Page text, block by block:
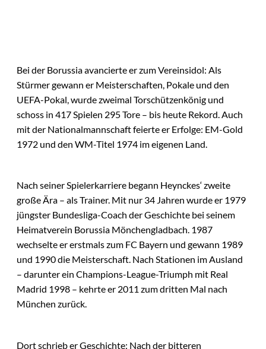
Bei der Borussia avancierte er zum Vereinsidol: Als
Stürmer gewann er Meisterschaften, Pokale und den
UEFA-Pokal, wurde zweimal Torschützenkönig und
schoss in 417 Spielen 295 Tore – bis heute Rekord. Auch
mit der Nationalmannschaft feierte er Erfolge: EM-Gold
1972 und den WM-Titel 1974 im eigenen Land.
Nach seiner Spielerkarriere begann Heynckes‘ zweite
große Ära – als Trainer. Mit nur 34 Jahren wurde er 1979
jüngster Bundesliga-Coach der Geschichte bei seinem
Heimatverein Borussia Mönchengladbach. 1987
wechselte er erstmals zum FC Bayern und gewann 1989
und 1990 die Meisterschaft. Nach Stationen im Ausland
– darunter ein Champions-League-Triumph mit Real
Madrid 1998 – kehrte er 2011 zum dritten Mal nach
München zurück.
Dort schrieb er Geschichte: Nach der bitteren